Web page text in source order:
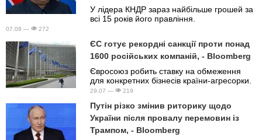
У лідера КНДР зараз найбільше грошей за
всі 15 років його правління.
07.08 — 272
ЄС готує рекордні санкції проти понад
1600 російських компаній, - Bloomberg
Євросоюз робить ставку на обмеження
для конкретних бізнесів країни-агресорки.
29.07 — 219
Путін різко змінив риторику щодо
України після провалу перемовин із
Трампом, - Bloomberg